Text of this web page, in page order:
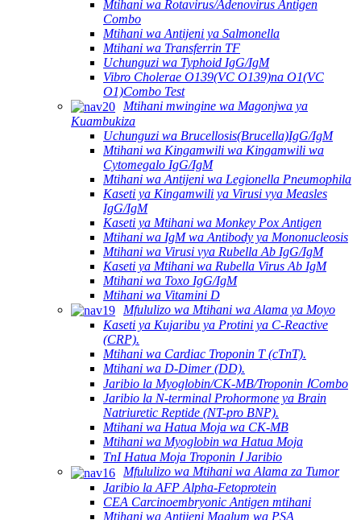
Mtihani wa Rotavirus/Adenovirus Antigen
Combo
Mtihani wa Antijeni ya Salmonella
Mtihani wa Transferrin TF
Uchunguzi wa Typhoid IgG/IgM
Vibro Cholerae O139(VC O139)na O1(VC
O1)Combo Test
Mtihani mwingine wa Magonjwa ya
Kuambukiza
Uchunguzi wa Brucellosis(Brucella)IgG/IgM
Mtihani wa Kingamwili wa Kingamwili wa
Cytomegalo IgG/IgM
Mtihani wa Antijeni wa Legionella Pneumophila
Kaseti ya Kingamwili ya Virusi vya Measles
IgG/IgM
Kaseti ya Mtihani wa Monkey Pox Antigen
Mtihani wa IgM wa Antibody ya Mononucleosis
Mtihani wa Virusi vya Rubella Ab IgG/IgM
Kaseti ya Mtihani wa Rubella Virus Ab IgM
Mtihani wa Toxo IgG/IgM
Mtihani wa Vitamini D
Mfululizo wa Mtihani wa Alama ya Moyo
Kaseti ya Kujaribu ya Protini ya C-Reactive
(CRP).
Mtihani wa Cardiac Troponin T (cTnT).
Mtihani wa D-Dimer (DD).
Jaribio la Myoglobin/CK-MB/Troponin ⅠCombo
Jaribio la N-terminal Prohormone ya Brain
Natriuretic Reptide (NT-pro BNP).
Mtihani wa Hatua Moja wa CK-MB
Mtihani wa Myoglobin wa Hatua Moja
TnI Hatua Moja Troponin Ⅰ Jaribio
Mfululizo wa Mtihani wa Alama za Tumor
Jaribio la AFP Alpha-Fetoprotein
CEA Carcinoembryonic Antigen mtihani
Mtihani wa Antijeni Maalum wa PSA